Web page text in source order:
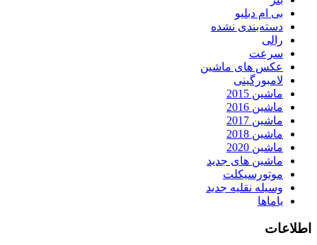
بی ام دبلیو
دسته‌بندی نشده
رالی
سرعت
عکس های ماشین
لامبورگینی
ماشین 2015
ماشین 2016
ماشین 2017
ماشین 2018
ماشین 2020
ماشین های جدید
موتورسیکلت
وسیله نقلیه جدید
یاماها
اطلاعات